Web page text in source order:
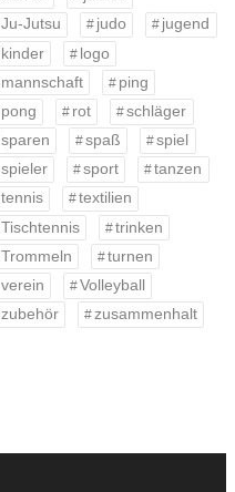
Ju-Jutsu
judo
jugend
kinder
logo
mannschaft
ping
pong
rot
schläger
sparen
spaß
spiel
spieler
sport
tanzen
tennis
textilien
Tischtennis
trinken
Trommeln
turnen
verein
Volleyball
zubehör
zusammenhalt